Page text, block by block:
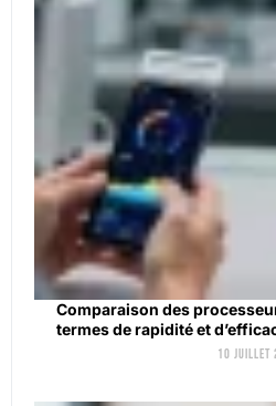
Comparaison des
termes de rapidité et
10 juillet